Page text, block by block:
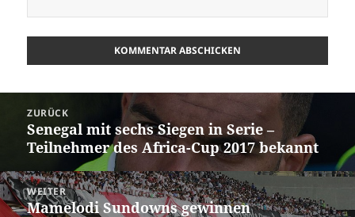
Navigation
ZURÜCK
Vorheriger
Beitrag:
Senegal mit sechs Siegen in Serie –
Teilnehmer des Africa-Cup 2017 bekannt
WEITER
Nächster
Mamelodi Sundowns gewinnen